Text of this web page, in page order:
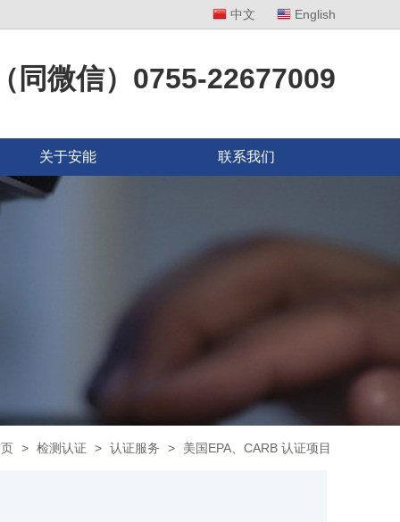
中文 English
同微信）0755-22677009
关于安能 联系我们
> 检测认证 > 认证服务 > 美国EPA、CARB 认证项目